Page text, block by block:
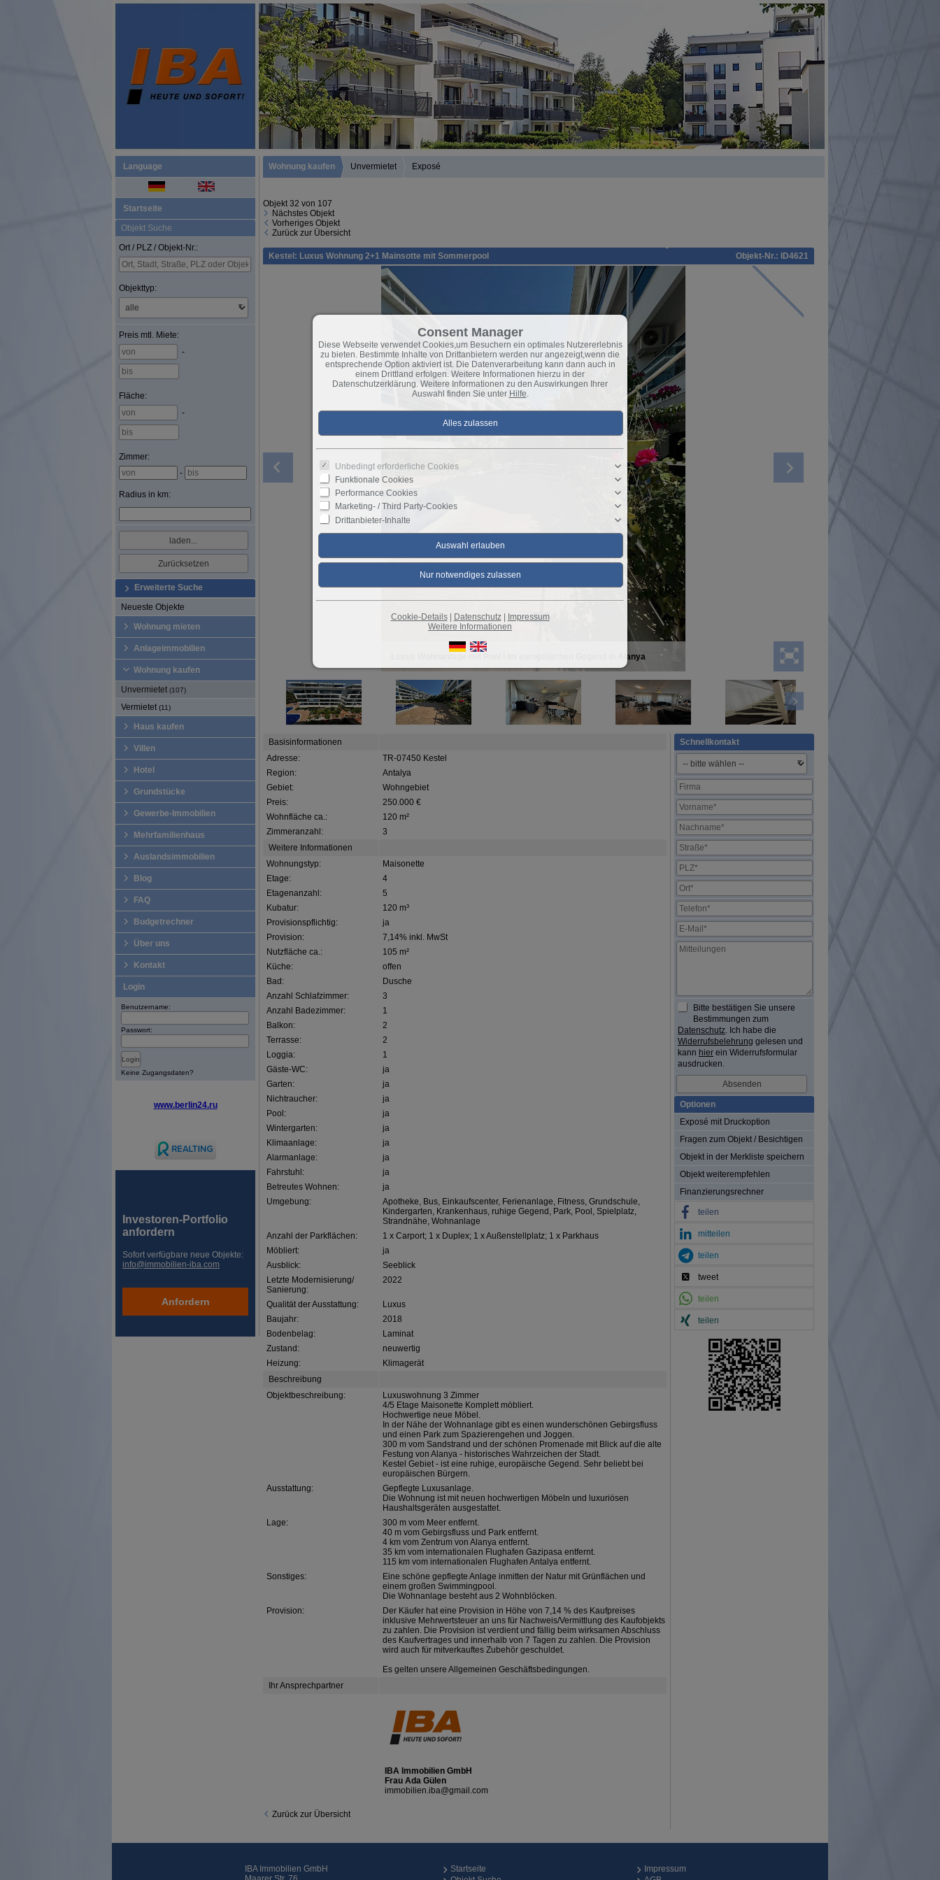
Language
Startseite
Objekt Suche
Ort / PLZ / Objekt-Nr.:
Objekttyp:
Preis mtl. Miete:
-
Fläche:
-
Zimmer:
-
Radius in km:
Erweiterte Suche
Neueste Objekte
Wohnung mieten
Anlageimmobilien
Wohnung kaufen
Unvermietet (107)
Vermietet(11)
Haus kaufen
Villen
Hotel
Grundstücke
Gewerbe-Immobilien
Mehrfamilienhaus
Auslandsimmobilien
Blog
FAQ
Budgetrechner
Über uns
Kontakt
Login
Benutzername:
Passwort:
Keine Zugangsdaten?
www.berlin24.ru
Investoren-Portfolio
anfordern
Sofort verfügbare neue Objekte:
info@immobilien-iba.com
Anfordern
Wohnung kaufen Unvermietet Exposé
Objekt 32 von 107
Nächstes Objekt
Vorheriges Objekt
Zurück zur Übersicht
Kestel: Luxus Wohnung 2+1 Mainsotte mit Sommerpool Objekt-Nr.: ID4621
Luxus Wohnanlage mit Pool l im europäischen Gegend in Alanya
Schnellkontakt
Bitte bestätigen Sie unsere
Bestimmungen zum
Datenschutz. Ich habe die
Widerrufsbelehrung gelesen und
kann hier ein Widerrufsformular
ausdrucken.
Optionen
Exposé mit Druckoption
Fragen zum Objekt / Besichtigen
Objekt in der Merkliste speichern
Objekt weiterempfehlen
Finanzierungsrechner
teilen
mitteilen
teilen
tweet
teilen
teilen
Basisinformationen
Adresse:
TR-07450 Kestel
Region:
Antalya
Gebiet:
Wohngebiet
Preis:
250.000 €
Wohnfläche ca.:
120 m²
Zimmeranzahl:
3
Weitere Informationen
Wohnungstyp:
Maisonette
Etage:
4
Etagenanzahl:
5
Kubatur:
120 m³
Provisionspflichtig:
ja
Provision:
7,14% inkl. MwSt
Nutzfläche ca.:
105 m²
Küche:
offen
Bad:
Dusche
Anzahl Schlafzimmer:
3
Anzahl Badezimmer:
1
Balkon:
2
Terrasse:
2
Loggia:
1
Gäste-WC:
ja
Garten:
ja
Nichtraucher:
ja
Pool:
ja
Wintergarten:
ja
Klimaanlage:
ja
Alarmanlage:
ja
Fahrstuhl:
ja
Betreutes Wohnen:
ja
Umgebung:
Apotheke, Bus, Einkaufscenter, Ferienanlage, Fitness, Grundschule,
Kindergarten, Krankenhaus, ruhige Gegend, Park, Pool, Spielplatz,
Strandnähe, Wohnanlage
Anzahl der Parkflächen:
1 x Carport; 1 x Duplex; 1 x Außenstellplatz; 1 x Parkhaus
Möbliert:
ja
Ausblick:
Seeblick
Letzte Modernisierung/
Sanierung:
2022
Qualität der Ausstattung:
Luxus
Baujahr:
2018
Bodenbelag:
Laminat
Zustand:
neuwertig
Heizung:
Klimagerät
Beschreibung
Objektbeschreibung:
Luxuswohnung 3 Zimmer
4/5 Etage Maisonette Komplett möbliert.
Hochwertige neue Möbel.
In der Nähe der Wohnanlage gibt es einen wunderschönen Gebirgsfluss
und einen Park zum Spazierengehen und Joggen.
300 m vom Sandstrand und der schönen Promenade mit Blick auf die alte
Festung von Alanya - historisches Wahrzeichen der Stadt.
Kestel Gebiet - ist eine ruhige, europäische Gegend. Sehr beliebt bei
europäischen Bürgern.
Ausstattung:
Gepflegte Luxusanlage.
Die Wohnung ist mit neuen hochwertigen Möbeln und luxuriösen
Haushaltsgeräten ausgestattet.
Lage:
300 m vom Meer entfernt.
40 m vom Gebirgsfluss und Park entfernt.
4 km vom Zentrum von Alanya entfernt.
35 km vom internationalen Flughafen Gazipasa entfernt.
115 km vom internationalen Flughafen Antalya entfernt.
Sonstiges:
Eine schöne gepflegte Anlage inmitten der Natur mit Grünflächen und
einem großen Swimmingpool.
Die Wohnanlage besteht aus 2 Wohnblöcken.
Provision:
Der Käufer hat eine Provision in Höhe von 7,14 % des Kaufpreises
inklusive Mehrwertsteuer an uns für Nachweis/Vermittlung des Kaufobjekts
zu zahlen. Die Provision ist verdient und fällig beim wirksamen Abschluss
des Kaufvertrages und innerhalb von 7 Tagen zu zahlen. Die Provision
wird auch für mitverkauftes Zubehör geschuldet.
Es gelten unsere Allgemeinen Geschäftsbedingungen.
Ihr Ansprechpartner
IBA Immobilien GmbH
Frau Ada Gülen
immobilien.iba@gmail.com
Zurück zur Übersicht
IBA Immobilien GmbH
Startseite
Impressum
Consent Manager
Diese Webseite verwendet Cookies,um Besuchern ein optimales Nutzererlebnis
zu bieten. Bestimmte Inhalte von Drittanbietern werden nur angezeigt,wenn die
entsprechende Option aktiviert ist. Die Datenverarbeitung kann dann auch in
einem Drittland erfolgen. Weitere Informationen hierzu in der
Datenschutzerklärung. Weitere Informationen zu den Auswirkungen Ihrer
Auswahl finden Sie unter Hilfe.
Unbedingt erforderliche Cookies
Funktionale Cookies
Performance Cookies
Marketing- / Third Party-Cookies
Drittanbieter-Inhalte
Cookie-Details| Datenschutz| Impressum
Weitere Informationen
Um fortfahren zu können,müssen Sie eine Cookie-Auswahl treffen.
erhalten Sie eine Erläuterung der verschiedenen Optionen und ihrer
Jedes Cookie wie z.B. Tracking- und Analytische-Cookies sowie
Auswahl erlauben:
Es werden nur Drittanbieter-Inhalte oder die Cookie-Arten zugelassen
den Checkboxen angehakt haben.
Es werden nur die technisch notwendigen Cookies zugelassen und
Drittanbieter-Inhalte.
Sie können Ihre Cookie-Einstellung jederzeit hier ändern: